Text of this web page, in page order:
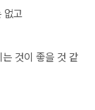
없고
것이 좋을 것 같